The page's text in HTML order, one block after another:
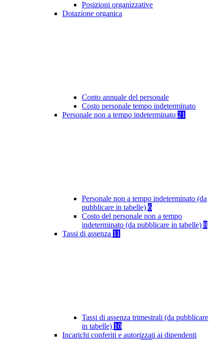
Posizioni organizzative
Dotazione organica
Conto annuale del personale
Costo personale tempo indeterminato
Personale non a tempo indeterminato 21
Personale non a tempo indeterminato (da
pubblicare in tabelle) 6
Costo del personale non a tempo
indeterminato (da pubblicare in tabelle) 8
Tassi di assenza 11
Tassi di assenza trimestrali (da pubblicare
in tabelle) 10
Incarichi conferiti e autorizzati ai dipendenti